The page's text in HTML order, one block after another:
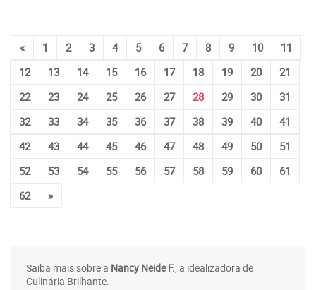
« 1 2 3 4 5 6 7 8 9 10
11
12
13 14 15 16 17 18 19 20
21
22
23 24 25 26 27 28 29 30
31
32
33 34 35 36 37 38 39 40
41
42
43 44 45 46 47 48 49 50
51
52
53 54 55 56 57 58 59 60
61
62
»
Saiba mais sobre a Nancy Neide F., a idealizadora de
Culinária Brilhante.